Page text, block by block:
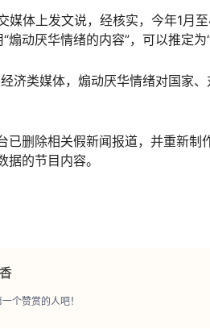
体上发文说，经核实，今年1月至
煽动厌华情绪的内容”，可以推定为
类媒体，煽动厌华情绪对国家、
删除相关假新闻报道，并重新制
的节目内容。
个赞赏的人吧！